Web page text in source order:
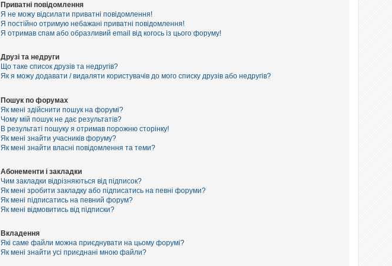
Приватні повідомлення
Я не можу відсилати приватні повідомлення!
Я постійно отримую небажані приватні повідомлення!
Я отримав спам або образливий email від когось із цього форуму!
Друзі та недруги
Що таке список друзів та недругів?
Як я можу додавати / видаляти користувачів до мого списку друзів або недругів?
Пошук по форумах
Як мені здійснити пошук на форумі?
Чому мій пошук не дає результатів?
В результаті пошуку я отримав порожню сторінку!
Як мені знайти учасників форуму?
Як мені знайти власні повідомлення та теми?
Абонементи і закладки
Чим закладки відрізняються від підписок?
Як мені зробити закладку або підписатись на певні форуми?
Як мені підписатись на певний форум?
Як мені відмовитись від підписки?
Вкладення
Які саме файли можна приєднувати на цьому форумі?
Як мені знайти усі приєднані мною файли?